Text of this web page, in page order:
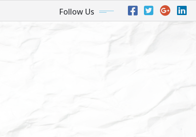
Follow Us